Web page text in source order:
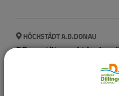
HÖCHSTÄDT A.D.DONAU
Pflegestützpunkt im